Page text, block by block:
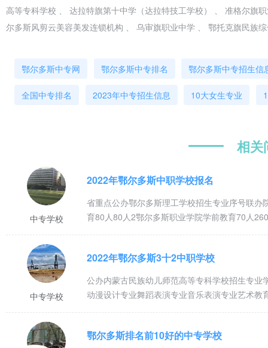
被誉为“幼儿教师的摇篮，艺术人才的沃土”的内蒙古民族幼儿师范
“金三角”的鄂尔多斯市东胜区，前身为内蒙古民族幼儿师范学校和
季开始培养大专学历学生。建校以来，学校共培养各类幼儿园、
【省重点】【公办】鄂托克前旗民族职业高中
鄂托克前旗民族职业高中始建于1987年，是集职业教育、民族教
2016年牵头成立了鄂尔多斯民族文化艺术职业教育集团，进一步
43个教学班，其中留学生33名。教职工200多人，其中研究生学历
【公办】鄂尔多斯应用技术学院
鄂尔多斯应用技术学院坐落于鄂尔多斯市府所在地——康巴什区，
科大学鄂尔多斯学院等资源合并基础上组建的一所全日制本科层
区唯一一所本科院校。学院以本科教育为主，将逐步建设涵盖工学
展所需要的应用型、技术技能型人才，现开设交通运输、机械工
电气工程及其自动化、电子信息科学与技术、计算机科学与技术
专业。此外，现有地下工程与地下技术1个硕士点，设置护理、临
高等专科学校 、 达拉特旗第十中学（达拉特技工学校） 、 准格尔旗
尔多斯风剪云美容美发连锁机构 、 乌审旗职业中学 、 鄂托克旗民族
鄂尔多斯中专网 鄂尔多斯中专排名 鄂尔多斯中专招生信
全国中专排名 2023年中专招生信息 10大女生专业
相关
中专学校
2022年鄂尔多斯中职学校报名
省重点公办鄂尔多斯理工学校招生专业序号联
育80人80人2鄂尔多斯职业学院学前教育70人
中专学校
2022年鄂尔多斯3十2中职学校
公办内蒙古民族幼儿师范高等专科学校招生专
动漫设计专业舞蹈表演专业音乐表演专业艺术
鄂尔多斯排名前10好的中专学校